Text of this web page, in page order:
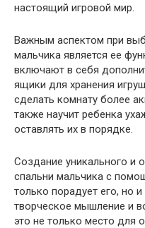
настоящий игровой мир.
Важным аспектом при
мальчика является ее
включают в себя
ящики для хранения
сделать комнату более
также научит ребенка
оставлять их в порядке.
Создание уникального и
спальни мальчика с
только порадует его, но
творческое мышление и
это не только место для